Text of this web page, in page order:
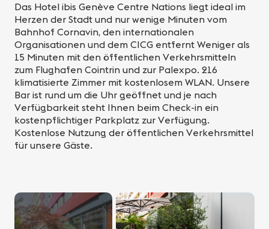
Das Hotel ibis Genève Centre Nations liegt ideal im
Herzen der Stadt und nur wenige Minuten vom
Bahnhof Cornavin, den internationalen
Organisationen und dem CICG entfernt Weniger als
15 Minuten mit den öffentlichen Verkehrsmitteln
zum Flughafen Cointrin und zur Palexpo. 216
klimatisierte Zimmer mit kostenlosem WLAN. Unsere
Bar ist rund um die Uhr geöffnet und je nach
Verfügbarkeit steht Ihnen beim Check-in ein
kostenpflichtiger Parkplatz zur Verfügung.
Kostenlose Nutzung der öffentlichen Verkehrsmittel
für unsere Gäste.